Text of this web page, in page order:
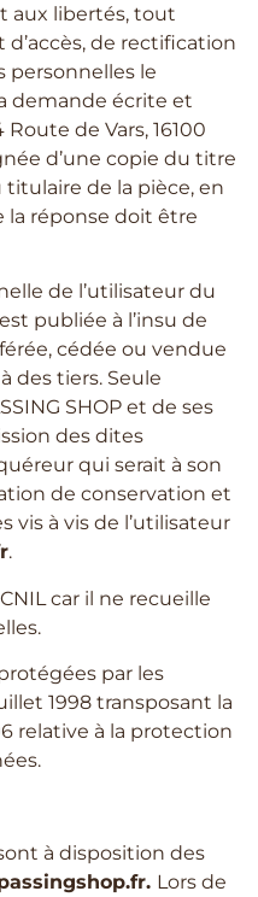
aux libertés, tout
de rectification
personnelles le
demande écrite et
Route de Vars, 16100
d’une copie du titre
de la pièce, en
la réponse doit être
de l’utilisateur du
publiée à l’insu de
cédée ou vendue
des tiers. Seule
SHOP et de ses
des dites
qui serait à son
de conservation et
vis à vis de l’utilisateur
.
car il ne recueille
par les
1998 transposant la
relative à la protection
à disposition des
Lors de